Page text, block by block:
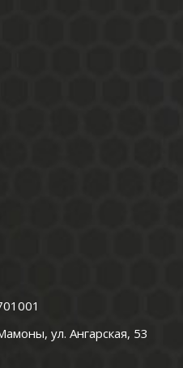
ул. Ангарская, 53